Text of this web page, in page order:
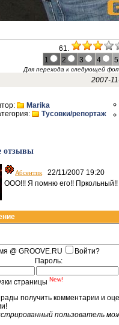
61.
1
2 3 4 5
Для перехода к следующей
2007-
Marikа
Тусовки/репортаж
отзывы
Абсентик22/11/2007 19:20
ООО!!! Я помню его!! Пркольный!!
@ GROOVE.RU
Войти?
Пароль:
страницы New!
получить комментарии и
пользователь